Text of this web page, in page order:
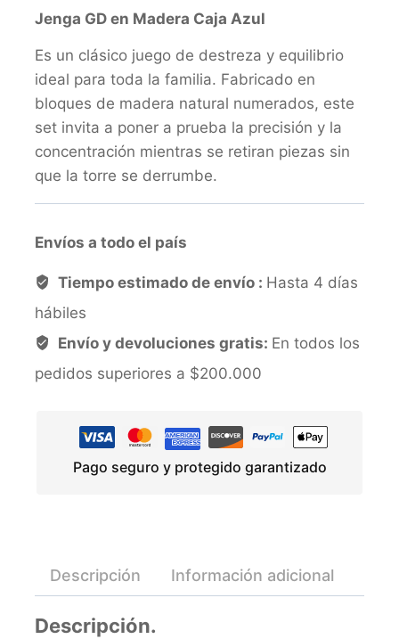
Jenga GD en Madera Caja Azul
Es un clásico juego de destreza y equilibrio
ideal para toda la familia. Fabricado en
bloques de madera natural numerados, este
set invita a poner a prueba la precisión y la
concentración mientras se retiran piezas sin
que la torre se derrumbe.
Envíos a todo el país
Tiempo estimado de envío : Hasta 4 días
hábiles
Envío y devoluciones gratis: En todos los
pedidos superiores a $200.000
Pago seguro y protegido garantizado
Descripción Información adicional
Descripción.